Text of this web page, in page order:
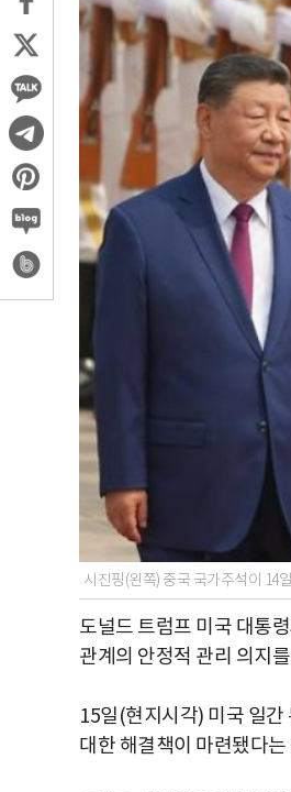
시진핑(왼쪽) 중국 국가주석이 14
도널드 트럼프 미국 대통
관계의 안정적 관리 의지
15일(현지시각) 미국 일간
대한 해결책이 마련됐다